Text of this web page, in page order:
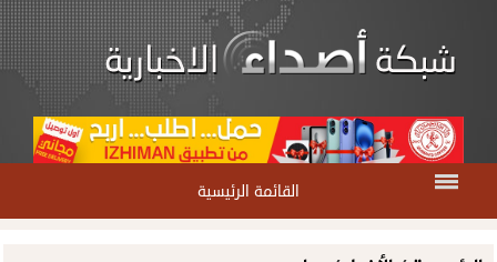
القائمة الرئيسية